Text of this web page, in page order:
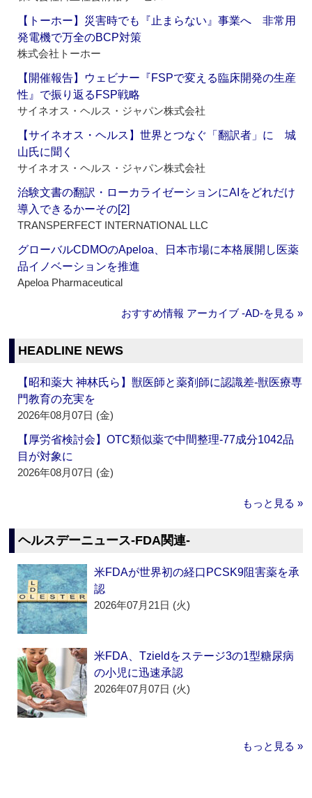
【トーホー】災害時でも『止まらない』事業へ 非常用
発電機で万全のBCP対策
株式会社トーホー
【開催報告】ウェビナー『FSPで変える臨床開発の生産
性』で振り返るFSP戦略
サイネオス・ヘルス・ジャパン株式会社
【サイネオス・ヘルス】世界とつなぐ「翻訳者」に 城
山氏に聞く
サイネオス・ヘルス・ジャパン株式会社
治験文書の翻訳・ローカライゼーションにAIをどれだけ
導入できるかーその[2]
TRANSPERFECT INTERNATIONAL LLC
グローバルCDMOのApeloa、日本市場に本格展開し医薬
品イノベーションを推進
Apeloa Pharmaceutical
おすすめ情報 アーカイブ ‐AD‐を見る »
HEADLINE NEWS
【昭和薬大 神林氏ら】獣医師と薬剤師に認識差‐獣医療専
門教育の充実を
2026年08月07日 (金)
【厚労省検討会】OTC類似薬で中間整理‐77成分1042品
目が対象に
2026年08月07日 (金)
もっと見る »
ヘルスデーニュース‐FDA関連‐
米FDAが世界初の経口PCSK9阻害薬を承
認
2026年07月21日 (火)
米FDA、Tzieldをステージ3の1型糖尿病
の小児に迅速承認
2026年07月07日 (火)
もっと見る »